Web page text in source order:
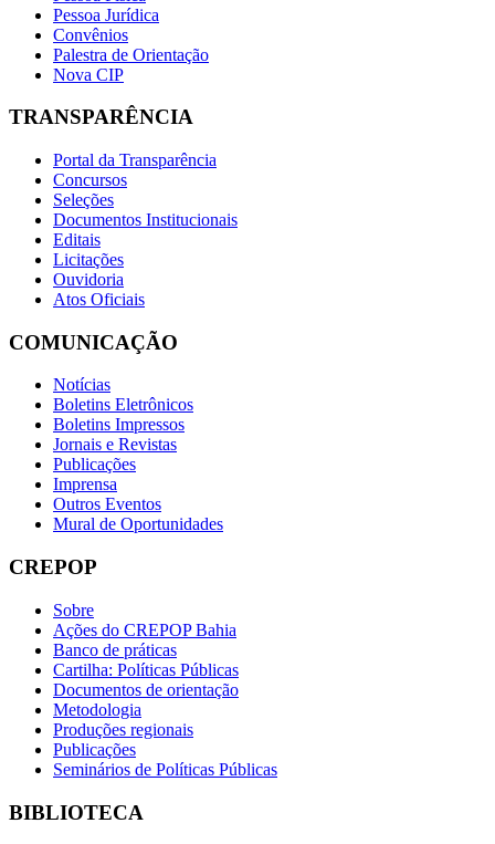
Pessoa Jurídica
Convênios
Palestra de Orientação
Nova CIP
TRANSPARÊNCIA
Portal da Transparência
Concursos
Seleções
Documentos Institucionais
Editais
Licitações
Ouvidoria
Atos Oficiais
COMUNICAÇÃO
Notícias
Boletins Eletrônicos
Boletins Impressos
Jornais e Revistas
Publicações
Imprensa
Outros Eventos
Mural de Oportunidades
CREPOP
Sobre
Ações do CREPOP Bahia
Banco de práticas
Cartilha: Políticas Públicas
Documentos de orientação
Metodologia
Produções regionais
Publicações
Seminários de Políticas Públicas
BIBLIOTECA